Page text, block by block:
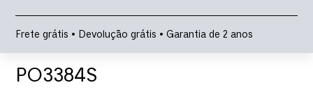
Frete grátis • Devolução grátis • Garantia de 2 anos
PO3384S